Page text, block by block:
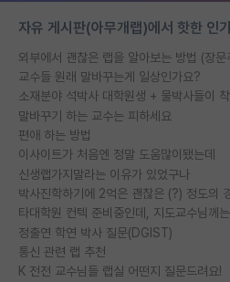
자유 게시판(아무개랩)에서 핫한 인
외부에서 괜찮은 랩을 알아보는 방법 (장문
교수들 원래 말바꾸는게 일상인가요?
소재분야 석박사 대학원생 + 물박사들이
말바꾸기 하는 교수는 피하세요
편애 하는 방법
이사이트가 처음엔 정말 도움많이됐는데
신생랩가지말라는 이유가 있었구나
정출연 학연 박사 질문(DGIST)
통신 관련 랩 추천
K 전전 교수님들 랩실 어떤지 질문드려요!